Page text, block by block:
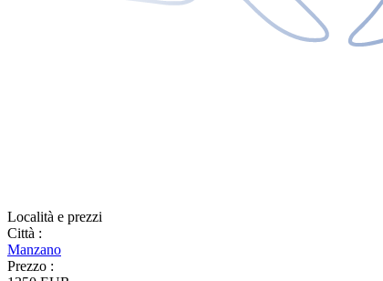
Località e prezzi
Città :
Manzano
Prezzo :